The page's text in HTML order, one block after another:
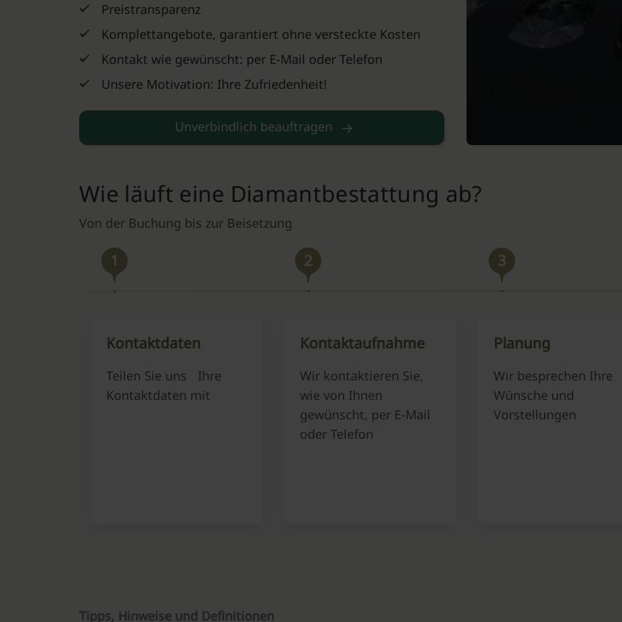
Preistransparenz
Komplettangebote, garantiert ohne versteckte Kosten
Kontakt wie gewünscht: per E-Mail oder Telefon
Unsere Motivation: Ihre Zufriedenheit!
Unverbindlich beauftragen
Wie läuft eine Diamantbestattung ab?
Von der Buchung bis zur Beisetzung
1
Kontaktdaten
Teilen Sie uns Ihre
Kontaktdaten mit
2
Kontaktaufnahme
Wir kontaktieren Sie,
wie von Ihnen
gewünscht, per E-Mail
oder Telefon
3
Planung
Wir besprechen Ihre
Wünsche und
Vorstellungen
Tipps, Hinweise und Definitionen